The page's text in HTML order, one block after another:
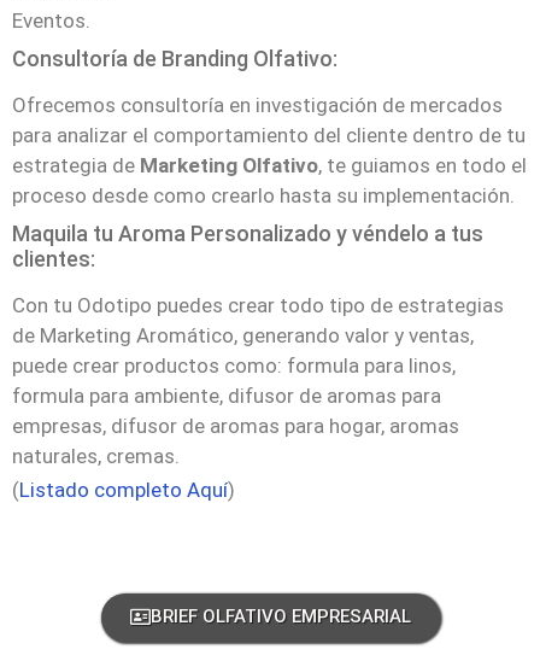
Eventos.
Consultoría de Branding Olfativo:
Ofrecemos consultoría en investigación de mercados
para analizar el comportamiento del cliente dentro de tu
estrategia de Marketing Olfativo, te guiamos en todo el
proceso desde como crearlo hasta su implementación.
Maquila tu Aroma Personalizado y véndelo a tus
clientes:
Con tu Odotipo puedes crear todo tipo de estrategias
de Marketing Aromático, generando valor y ventas,
puede crear productos como: formula para linos,
formula para ambiente, difusor de aromas para
empresas, difusor de aromas para hogar, aromas
naturales, cremas.
(Listado completo Aquí)
BRIEF OLFATIVO EMPRESARIAL